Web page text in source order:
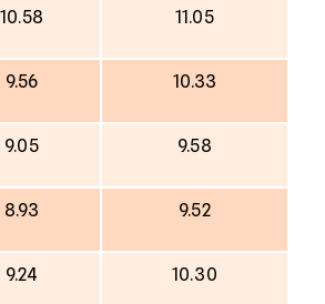
10.58 11.05
9.56 10.33
9.05 9.58
8.93 9.52
9.24 10.30